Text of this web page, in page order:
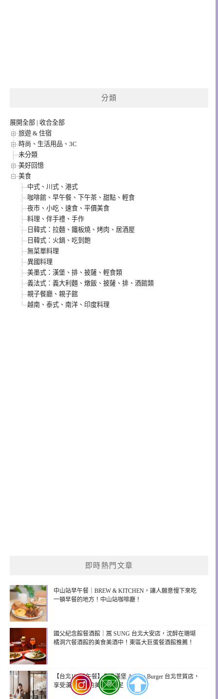
分類
展開全部 | 收合全部
旅遊 & 住宿
時尚、生活用品、3C
未分類
美好回憶
美食
中式、川式、港式
咖啡館、早午餐、下午茶、甜點、輕食
夜市、小吃、速食、平價美食
料理、伴手禮、手作
日韓式：拉麵、鐵板燒、烤肉、居酒屋
日韓式：火鍋、吃到飽
無菜單料理
異國料理
美墨式：漢堡、排、披薩、輕食類
義法式：義大利麵、燉飯、披薩、排、酒館類
親子餐廳、親子館
越南、泰式、南洋、印度料理
即時熱門文章
中山站早午餐｜BREW & KITCHEN，讓人願意慢下來吃
一頓早餐的地方！中山站咖啡廳！
國父紀念館餐酒館｜嵩 SUNG 台北大安店，沈醉在珊瑚
橘洞穴餐酒館的美食美酒中！東區大巨蛋餐酒館推薦！
【台北101早午餐】青春漢堡 Aoharu Burger 台北世貿店，
享受漢堡帶來的美味與滿足